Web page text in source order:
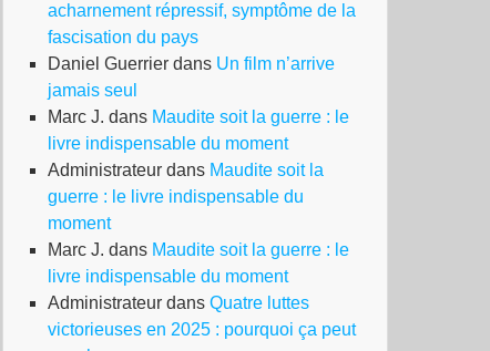
acharnement répressif, symptôme de la
fascisation du pays
Daniel Guerrier dans Un film n’arrive
jamais seul
Marc J. dans Maudite soit la guerre : le
livre indispensable du moment
Administrateur dans Maudite soit la
guerre : le livre indispensable du
moment
Marc J. dans Maudite soit la guerre : le
livre indispensable du moment
Administrateur dans Quatre luttes
victorieuses en 2025 : pourquoi ça peut